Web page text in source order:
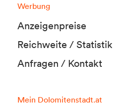
Werbung
Anzeigenpreise
Reichweite / Statistik
Anfragen / Kontakt
Mein Dolomitenstadt.at